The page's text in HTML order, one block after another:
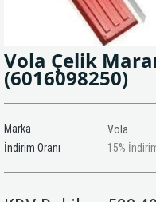
Vola Çelik
(6016098250)
Marka
Vola
İndirim Oranı
%
15